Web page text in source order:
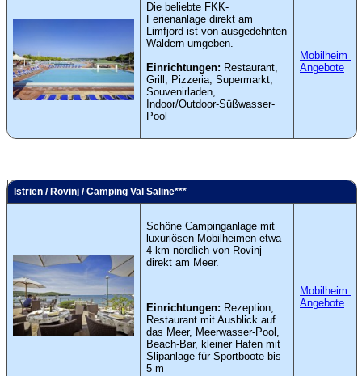
Die beliebte FKK-
Ferienanlage direkt am
Limfjord ist von ausgedehnten
Wäldern umgeben.
Einrichtungen: Restaurant,
Grill, Pizzeria, Supermarkt,
Souvenirladen,
Indoor/Outdoor-Süßwasser-
Pool
Mobilheim
Angebote
Istrien / Rovinj / Camping Val Saline***
Schöne Campinganlage mit
luxuriösen Mobilheimen etwa
4 km nördlich von Rovinj
direkt am Meer.
Einrichtungen: Rezeption,
Restaurant mit Ausblick auf
das Meer, Meerwasser-Pool,
Beach-Bar, kleiner Hafen mit
Slipanlage für Sportboote bis
5 m
Mobilheim
Angebote